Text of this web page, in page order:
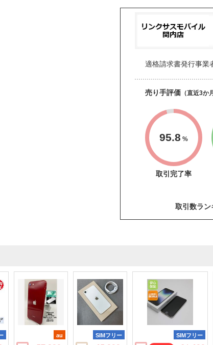
適格請求書発行事業
売り手評価 （直近3か
95.8 %
取引完了率
取引数ラン
au SIMフリー SIMフリー